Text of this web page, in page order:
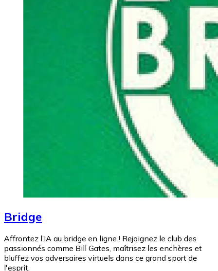
Bridge
Affrontez l’IA au bridge en ligne ! Rejoignez le club des
passionnés comme Bill Gates, maîtrisez les enchères et
bluffez vos adversaires virtuels dans ce grand sport de
l'esprit.